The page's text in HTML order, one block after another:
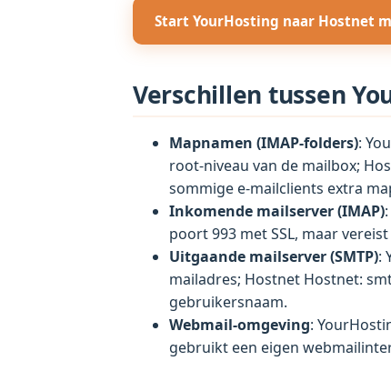
Start YourHosting naar Hostnet
Verschillen tussen
Mapnamen (IMAP-folders):
root-niveau van de mailbox;
sommige e-mailclients extra
Inkomende mailserver (IMAP)
poort 993 met SSL, maar
Uitgaande mailserver (SMTP):
mailadres; Hostnet Hostnet:
gebruikersnaam.
Webmail-omgeving:
gebruikt een eigen